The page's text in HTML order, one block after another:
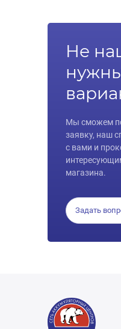
Не
Мы сможем
заявку, наш
с вами и
магазина.
Задать